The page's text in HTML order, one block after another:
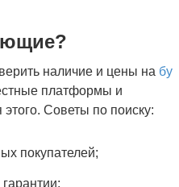
наличие и цены на бу
платформы и
Советы по поиску:
покупателей;